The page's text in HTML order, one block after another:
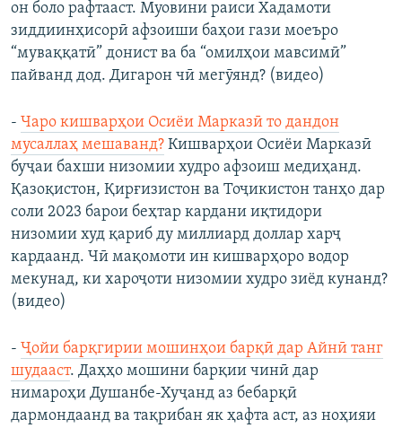
он боло рафтааст. Муовини раиси Хадамоти
зиддиинҳисорӣ афзоиши баҳои гази моеъро
“муваққатӣ” донист ва ба “омилҳои мавсимӣ”
пайванд дод. Дигарон чӣ мегӯянд? (видео)
- Чаро кишварҳои Осиёи Марказӣ то дандон
мусаллаҳ мешаванд? Кишварҳои Осиёи Марказӣ
буҷаи бахши низомии худро афзоиш медиҳанд.
Қазоқистон, Қирғизистон ва Тоҷикистон танҳо дар
соли 2023 барои беҳтар кардани иқтидори
низомии худ қариб ду миллиард доллар харҷ
кардаанд. Чӣ мақомоти ин кишварҳоро водор
мекунад, ки хароҷоти низомии худро зиёд кунанд?
(видео)
- Ҷойи барқгирии мошинҳои барқӣ дар Айнӣ танг
шудааст. Даҳҳо мошини барқии чинӣ дар
нимароҳи Душанбе-Хуҷанд аз бебарқӣ
дармондаанд ва тақрибан як ҳафта аст, аз ноҳияи